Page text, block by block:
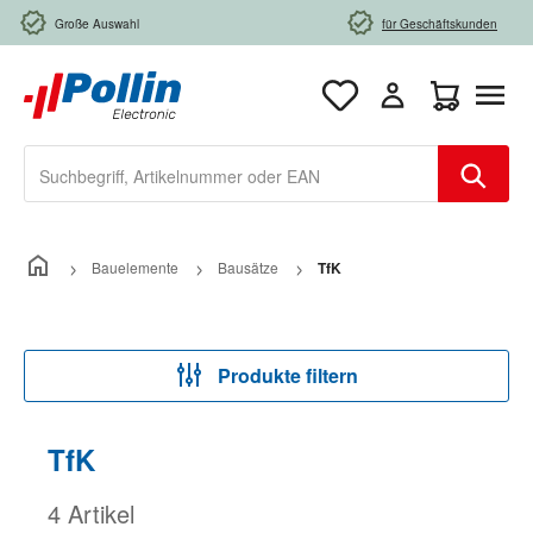
Zum Hauptinhalt springen
Große Auswahl für Geschäftskunden
Bauelemente Bausätze TfK
Produkte filtern
TfK
4 Artikel